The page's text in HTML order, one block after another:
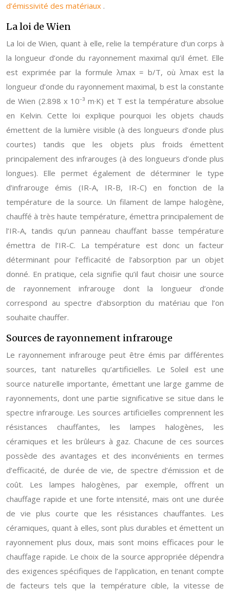
d’émissivité des matériaux .
La loi de Wien
La loi de Wien, quant à elle, relie la température d’un corps à
la longueur d’onde du rayonnement maximal qu’il émet. Elle
est exprimée par la formule λmax = b/T, où λmax est la
longueur d’onde du rayonnement maximal, b est la constante
de Wien (2.898 x 10⁻³ m·K) et T est la température absolue
en Kelvin. Cette loi explique pourquoi les objets chauds
émettent de la lumière visible (à des longueurs d’onde plus
courtes) tandis que les objets plus froids émettent
principalement des infrarouges (à des longueurs d’onde plus
longues). Elle permet également de déterminer le type
d’infrarouge émis (IR-A, IR-B, IR-C) en fonction de la
température de la source. Un filament de lampe halogène,
chauffé à très haute température, émettra principalement de
l’IR-A, tandis qu’un panneau chauffant basse température
émettra de l’IR-C. La température est donc un facteur
déterminant pour l’efficacité de l’absorption par un objet
donné. En pratique, cela signifie qu’il faut choisir une source
de rayonnement infrarouge dont la longueur d’onde
correspond au spectre d’absorption du matériau que l’on
souhaite chauffer.
Sources de rayonnement infrarouge
Le rayonnement infrarouge peut être émis par différentes
sources, tant naturelles qu’artificielles. Le Soleil est une
source naturelle importante, émettant une large gamme de
rayonnements, dont une partie significative se situe dans le
spectre infrarouge. Les sources artificielles comprennent les
résistances chauffantes, les lampes halogènes, les
céramiques et les brûleurs à gaz. Chacune de ces sources
possède des avantages et des inconvénients en termes
d’efficacité, de durée de vie, de spectre d’émission et de
coût. Les lampes halogènes, par exemple, offrent un
chauffage rapide et une forte intensité, mais ont une durée
de vie plus courte que les résistances chauffantes. Les
céramiques, quant à elles, sont plus durables et émettent un
rayonnement plus doux, mais sont moins efficaces pour le
chauffage rapide. Le choix de la source appropriée dépendra
des exigences spécifiques de l’application, en tenant compte
de facteurs tels que la température cible, la vitesse de